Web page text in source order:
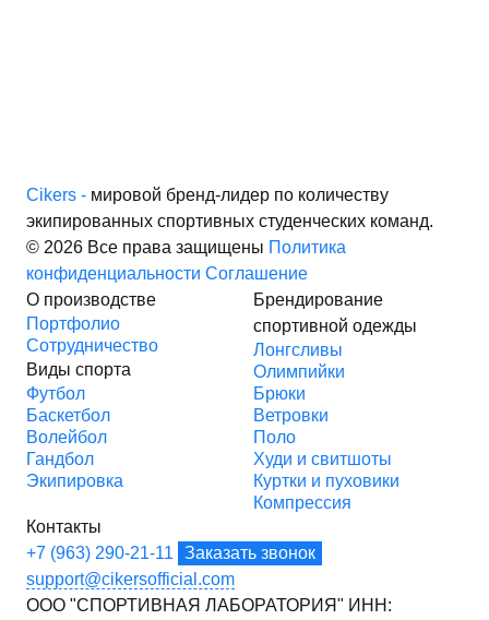
Cikers - мировой бренд-лидер по количеству
экипированных спортивных студенческих команд.
© 2026 Все права защищены Политика
конфиденциальности Соглашение
О производстве
Портфолио
Сотрудничество
Виды спорта
Футбол
Баскетбол
Волейбол
Гандбол
Экипировка
Брендирование
спортивной одежды
Лонгсливы
Олимпийки
Брюки
Ветровки
Поло
Худи и свитшоты
Куртки и пуховики
Компрессия
Контакты
+7 (963) 290-21-11
Заказать звонок
support@cikersofficial.com
ООО "СПОРТИВНАЯ ЛАБОРАТОРИЯ" ИНН: